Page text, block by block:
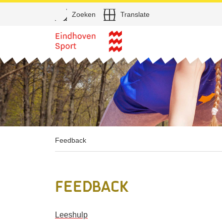
Direct naar de inhoud
Open
Zoeken Translate
Feedback
Feedback
Leeshulp